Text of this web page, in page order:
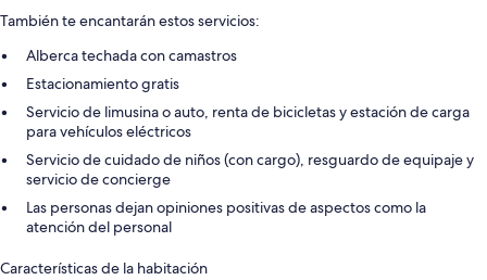
También te encantarán estos servicios:
Alberca techada con camastros
Estacionamiento gratis
Servicio de limusina o auto, renta de bicicletas y estación de carga
para vehículos eléctricos
Servicio de cuidado de niños (con cargo), resguardo de equipaje y
servicio de concierge
Las personas dejan opiniones positivas de aspectos como la
atención del personal
Características de la habitación